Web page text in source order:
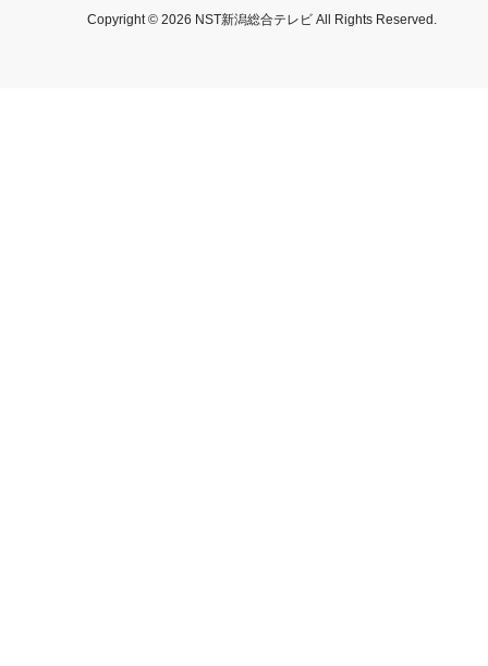
Copyright © 2026 NST新潟総合テレビ All Rights Reserved.